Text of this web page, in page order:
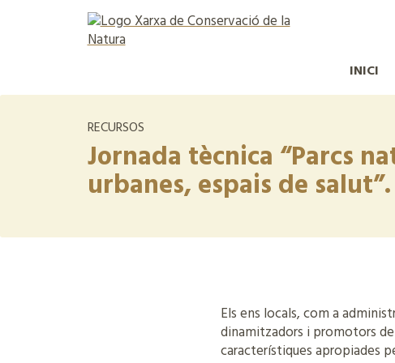
INICI
RECURSOS
Jornada tècnica “Parcs
urbanes, espais de salut”.
Els ens locals, com a
dinamitzadors i promotors
característiques apropiades